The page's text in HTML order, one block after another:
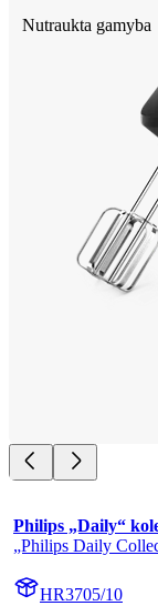
Nutraukta gamyba
Philips „Daily“
„Philips Daily
HR3705/10